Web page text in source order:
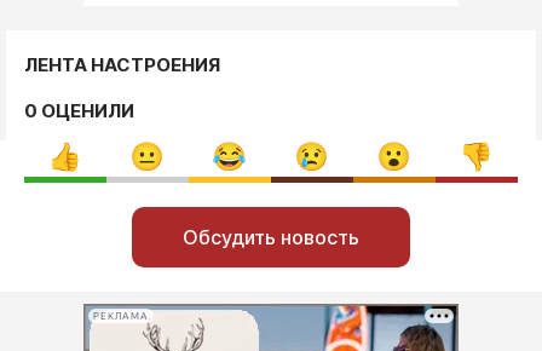
ЛЕНТА НАСТРОЕНИЯ
0 ОЦЕНИЛИ
Обсудить новость
РЕКЛАМА